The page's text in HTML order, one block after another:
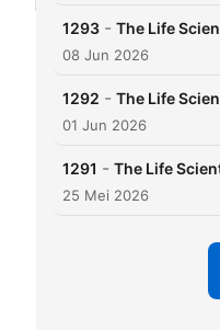
1293 - The Life
08 Jun 2026
1292 - The Life
01 Jun 2026
1291 - The Life
25 Mei 2026